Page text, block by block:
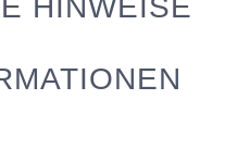
HINWEISE